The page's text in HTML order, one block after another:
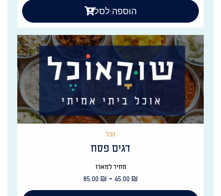
הוספה לסל
הכל
דגים פסח
מחיר למארז
45.00 ₪
-
85.00 ₪